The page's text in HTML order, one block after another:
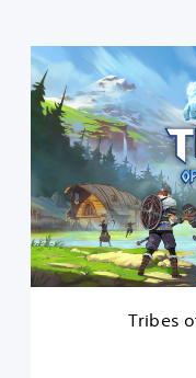
T
i
f
M
i
d
g
Tribes